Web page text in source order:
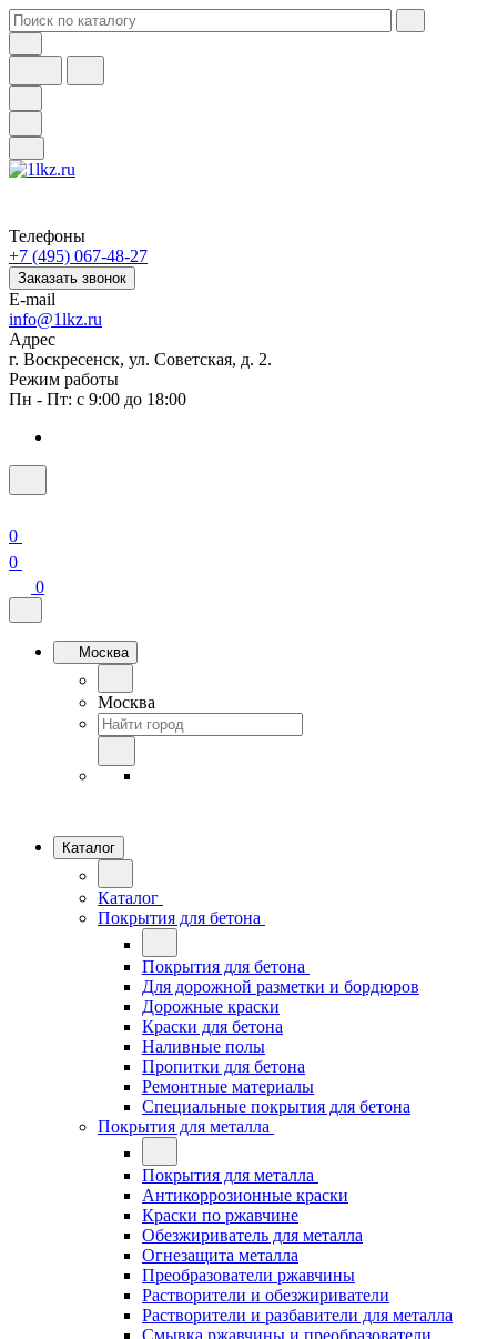
Телефоны
+7 (495) 067-48-27
Заказать звонок
E-mail
info@1lkz.ru
Адрес
г. Воскресенск, ул. Советская, д. 2.
Режим работы
Пн - Пт: с 9:00 до 18:00
0
0
0
Москва
Москва
Каталог
Каталог
Покрытия для бетона
Покрытия для бетона
Для дорожной разметки и бордюров
Дорожные краски
Краски для бетона
Наливные полы
Пропитки для бетона
Ремонтные материалы
Специальные покрытия для бетона
Покрытия для металла
Покрытия для металла
Антикоррозионные краски
Краски по ржавчине
Обезжириватель для металла
Огнезащита металла
Преобразователи ржавчины
Растворители и обезжириватели
Растворители и разбавители для металла
Смывка ржавчины и преобразователи